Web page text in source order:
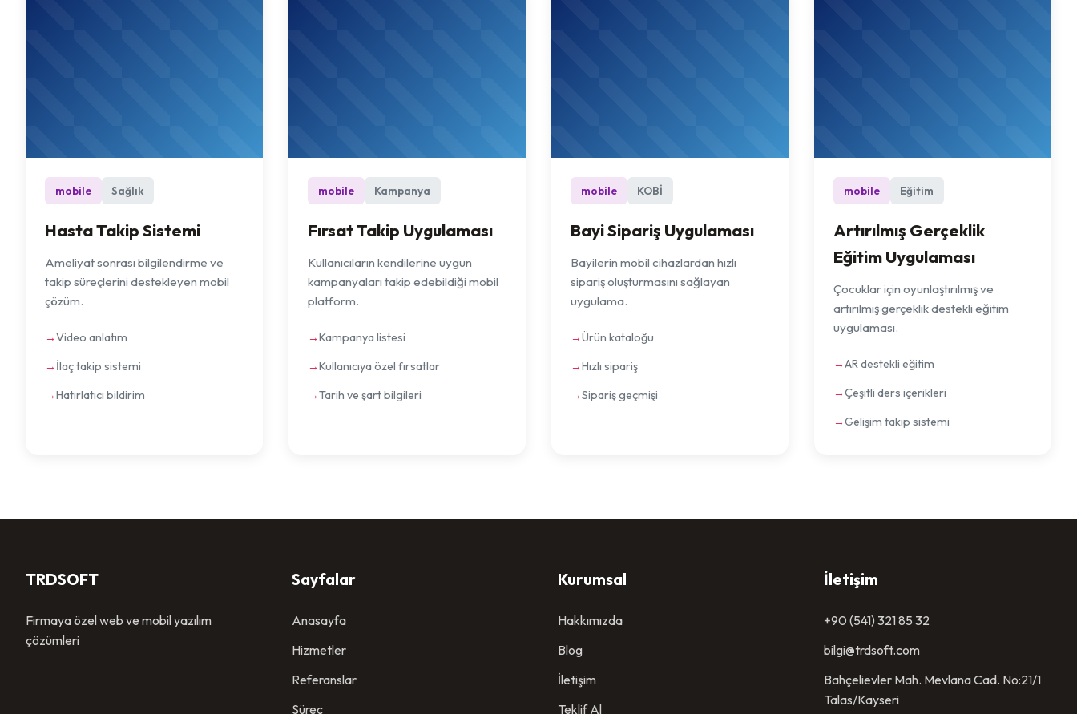
mobile Sağlık
Hasta Takip Sistemi
Ameliyat sonrası bilgilendirme ve
takip süreçlerini destekleyen mobil
çözüm.
Video anlatım
İlaç takip sistemi
Hatırlatıcı bildirim
mobile Kampanya
Fırsat Takip Uygulaması
Kullanıcıların kendilerine uygun
kampanyaları takip edebildiği mobil
platform.
Kampanya listesi
Kullanıcıya özel fırsatlar
Tarih ve şart bilgileri
mobile KOBİ
Bayi Sipariş Uygulaması
Bayilerin mobil cihazlardan hızlı
sipariş oluşturmasını sağlayan
uygulama.
Ürün kataloğu
Hızlı sipariş
Sipariş geçmişi
mobile Eğitim
Artırılmış Gerçeklik
Eğitim Uygulaması
Çocuklar için oyunlaştırılmış ve
artırılmış gerçeklik destekli eğitim
uygulaması.
AR destekli eğitim
Çeşitli ders içerikleri
Gelişim takip sistemi
TRDSOFT
Firmaya özel web ve mobil yazılım
çözümleri
Sayfalar
Anasayfa
Hizmetler
Referanslar
Süreç
Kurumsal
Hakkımızda
Blog
İletişim
Teklif Al
İletişim
+90 (541) 321 85 32
bilgi@trdsoft.com
Bahçelievler Mah. Mevlana Cad. No:21/1
Talas/Kayseri